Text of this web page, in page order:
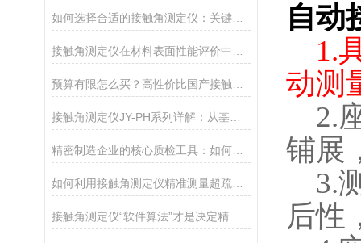
如何选择合适的接触角测定仪：关键参数与配置解读
精密制造企业的核心质检工具：如何通过接触角控制产品质量
如何利用接触角测定仪精准测量超疏水材料（>150°）
接触角测定仪“软件算法”才是决定精度的灵魂
自动
1.
动测
2.
铺展
3.
后性